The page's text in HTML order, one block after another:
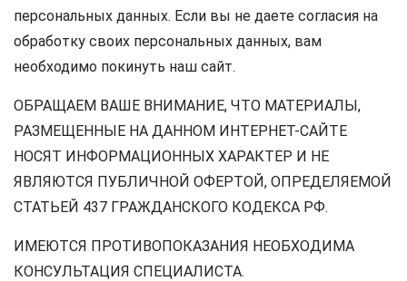
персональных данных. Если вы не даете согласия на
обработку своих персональных данных, вам
необходимо покинуть наш сайт.
ОБРАЩАЕМ ВАШЕ ВНИМАНИЕ, ЧТО МАТЕРИАЛЫ,
РАЗМЕЩЕННЫЕ НА ДАННОМ ИНТЕРНЕТ-САЙТЕ
НОСЯТ ИНФОРМАЦИОННЫХ ХАРАКТЕР И НЕ
ЯВЛЯЮТСЯ ПУБЛИЧНОЙ ОФЕРТОЙ, ОПРЕДЕЛЯЕМОЙ
СТАТЬЕЙ 437 ГРАЖДАНСКОГО КОДЕКСА РФ.
ИМЕЮТСЯ ПРОТИВОПОКАЗАНИЯ НЕОБХОДИМА
КОНСУЛЬТАЦИЯ СПЕЦИАЛИСТА.